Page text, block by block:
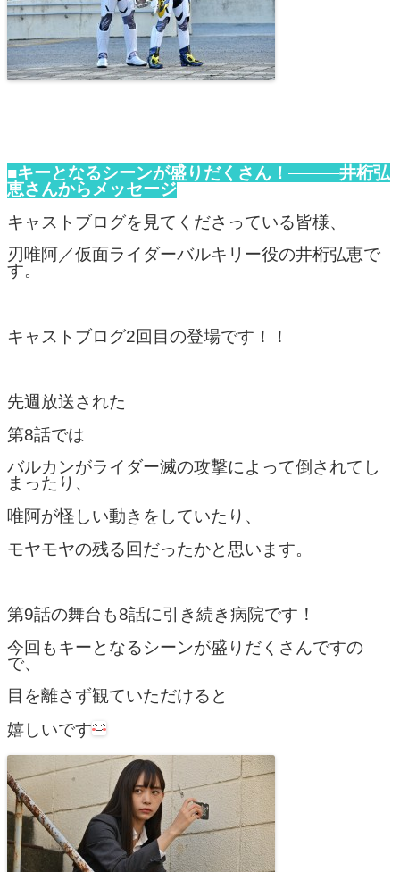
■キーとなるシーンが盛りだくさん！
井桁弘
恵さんからメッセージ
キャストブログを見てくださっている皆様、
刃唯阿／仮面ライダーバルキリー役の井桁弘恵で
す。
キャストブログ2回目の登場です！！
先週放送された
第8話では
バルカンがライダー滅の攻撃によって倒されてし
まったり、
唯阿が怪しい動きをしていたり、
モヤモヤの残る回だったかと思います。
第9話の舞台も8話に引き続き病院です！
今回もキーとなるシーンが盛りだくさんですの
で、
目を離さず観ていただけると
嬉しいです